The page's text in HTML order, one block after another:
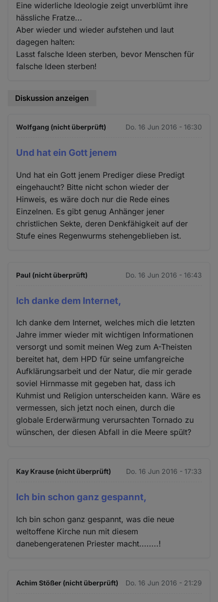
Eine widerliche Ideologie zeigt unverblümt ihre
hässliche Fratze...
Aber wieder und wieder aufstehen und laut
dagegen halten:
Lasst falsche Ideen sterben, bevor Menschen für
falsche Ideen sterben!
Diskussion anzeigen
Wolfgang (nicht überprüft) Do. 16 Jun 2016 - 16:30
Und hat ein Gott jenem
Und hat ein Gott jenem Prediger diese Predigt
eingehaucht? Bitte nicht schon wieder der
Hinweis, es wäre doch nur die Rede eines
Einzelnen. Es gibt genug Anhänger jener
christlichen Sekte, deren Denkfähigkeit auf der
Stufe eines Regenwurms stehengeblieben ist.
Paul (nicht überprüft) Do. 16 Jun 2016 - 16:43
Ich danke dem Internet,
Ich danke dem Internet, welches mich die letzten
Jahre immer wieder mit wichtigen Informationen
versorgt und somit meinen Weg zum A-Theisten
bereitet hat, dem HPD für seine umfangreiche
Aufklärungsarbeit und der Natur, die mir gerade
soviel Hirnmasse mit gegeben hat, dass ich
Kuhmist und Religion unterscheiden kann. Wäre es
vermessen, sich jetzt noch einen, durch die
globale Erderwärmung verursachten Tornado zu
wünschen, der diesen Abfall in die Meere spült?
Kay Krause (nicht überprüft) Do. 16 Jun 2016 - 17:33
Ich bin schon ganz gespannt,
Ich bin schon ganz gespannt, was die neue
weltoffene Kirche nun mit diesem
danebengeratenen Priester macht........!
Achim Stößer (nicht überprüft) Do. 16 Jun 2016 - 21:29